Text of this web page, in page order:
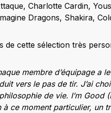
Charlotte Cardin,
Dragons, Shakira,
de cette sélection très
membre d’équipage a
vers le pas de tir. J’ai
de vie. I’m Good
à ce moment particulier, un